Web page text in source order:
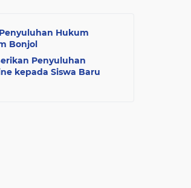
Hukum
Bonjol
Penyuluhan
kepada Siswa Baru